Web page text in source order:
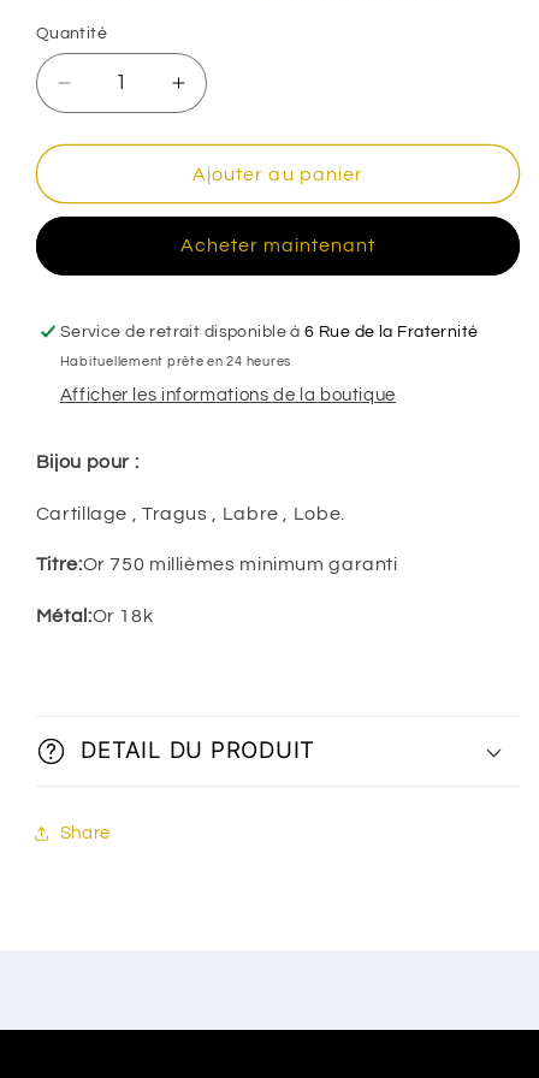
Quantité
Réduire
la
quantité
Anneau
rang
,
OR
18K
Augmenter
la
quantité
de
Anneau
double
rang
,
OR
18K
Ajouter au panier
Acheter maintenant
Service de retrait disponible à6 Rue de la Fraternité
Habituellement prête en 24 heures
Afficher les informations de la boutique
Bijou pour :
Cartillage , Tragus , Labre , Lobe.
Titre:Or 750 millièmes minimum garanti
Métal:Or 18k
DETAIL DU PRODUIT
Share